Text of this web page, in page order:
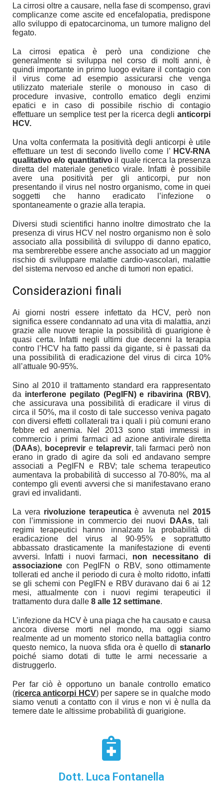
La cirrosi oltre a causare, nella fase di scompenso, gravi
complicanze come ascite ed encefalopatia, predispone
allo sviluppo di epatocarcinoma, un tumore maligno del
fegato.
La cirrosi epatica è però una condizione che
generalmente si sviluppa nel corso di molti anni, è
quindi importante in primo luogo evitare il contagio con
il virus come ad esempio assicurarsi che venga
utilizzato materiale sterile o monouso in caso di
procedure invasive, controllo ematico degli enzimi
epatici e in caso di possibile rischio di contagio
effettuare un semplice test per la ricerca degli anticorpi
HCV.
Una volta confermata la positività degli anticorpi è utile
effettuare un test di secondo livello come l’ HCV-RNA
qualitativo e/o quantitativoil quale ricerca la presenza
diretta del materiale genetico virale. Infatti è possibile
avere una positività per gli anticorpi, pur non
presentando il virus nel nostro organismo, come in quei
soggetti che hanno eradicato l’infezione o
spontaneamente o grazie alla terapia.
Diversi studi scientifici hanno inoltre dimostrato che la
presenza di virus HCV nel nostro organismo non è solo
associato alla possibilità di sviluppo di danno epatico,
ma sembrerebbe essere anche associato ad un maggior
rischio di sviluppare malattie cardio-vascolari, malattie
del sistema nervoso ed anche di tumori non epatici.
Considerazioni finali
Ai giorni nostri essere infettato da HCV, però non
significa essere condannato ad una vita di malattia, anzi
grazie alle nuove terapie la possibilità di guarigione è
quasi certa. Infatti negli ultimi due decenni la terapia
contro l’HCV ha fatto passi da gigante, si è passati da
una possibilità di eradicazione del virus di circa 10%
all’attuale 90-95%.
Sino al 2010 il trattamento standard era rappresentato
da interferone pegilato (PegIFN) e ribavirina (RBV),
che assicurava una possibilità di eradicare il virus di
circa il 50%, ma il costo di tale successo veniva pagato
con diversi effetti collaterali tra i quali i più comuni erano
febbre ed anemia. Nel 2013 sono stati immessi in
commercio i primi farmaci ad azione antivirale diretta
(DAAs), boceprevire telaprevir, tali farmaci però non
erano in grado di agire da soli ed andavano sempre
associati a PegIFN e RBV; tale schema terapeutico
aumentava la probabilità di successo al 70-80%, ma al
contempo gli eventi avversi che si manifestavano erano
gravi ed invalidanti.
La vera rivoluzione terapeuticaè avvenuta nel2015
con l’immissione in commercio dei nuovi
DAAs, tali
regimi terapeutici hanno innalzato la probabilità di
eradicazione del virus al 90-95% e soprattutto
abbassato drasticamente la manifestazione di eventi
avversi. Infatti i nuovi farmaci, non necessitano di
associazione con PegIFN o RBV, sono ottimamente
tollerati ed anche il periodo di cura è molto ridotto, infatti
se gli schemi con PegIFN e RBV duravano dai 6 ai 12
mesi, attualmente con i nuovi regimi terapeutici il
trattamento dura dalle 8 alle 12 settimane.
L’infezione da HCV è una piaga che ha causato e causa
ancora diverse morti nel mondo, ma oggi siamo
realmente ad un momento storico nella battaglia contro
questo nemico, la nuova sfida ora è quello di stanarlo
poiché siamo dotati di tutte le armi necessarie a
distruggerlo.
Per far ciò è opportuno un banale controllo ematico
(ricerca anticorpi HCV) per sapere se in qualche modo
siamo venuti a contatto con il virus e non vi è nulla da
temere date le altissime probabilità di guarigione.
Dott. Luca Fontanella